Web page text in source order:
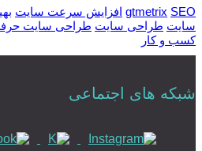
gtmetrix SEO افزایش سرعت سایت
سایت طراحی سایت طراحی سایت
کسب و کار
شبکه های اجتماعی